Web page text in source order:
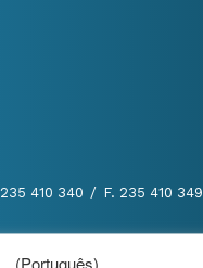
410 340 / F. 235 410 349
(Português)